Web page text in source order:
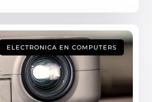
ELECTRONICA EN COMPUTERS